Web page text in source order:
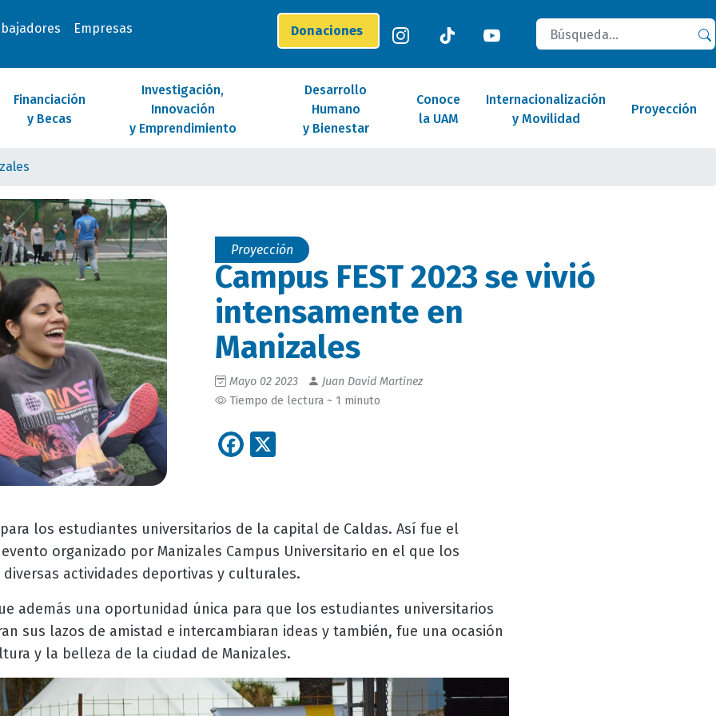
Empresas Donaciones
Buscar
Financiación
y Becas
Investigación,
Innovación
y Emprendimiento
Desarrollo
Humano
y Bienestar
Conoce
la UAM
Internacionalización
y Movilidad
Proyección
Proyección
Campus FEST 2023 se vivió
intensamente en
Manizales
Mayo 02 2023
Juan David Martinez
Tiempo de lectura ~ 1 minuto
Facebook
los estudiantes universitarios de la capital de Caldas. Así fue el
evento organizado por Manizales Campus Universitario en el que los
actividades deportivas y culturales.
además una oportunidad única para que los estudiantes universitarios
sus lazos de amistad e intercambiaran ideas y también, fue una ocasión
y la belleza de la ciudad de Manizales.